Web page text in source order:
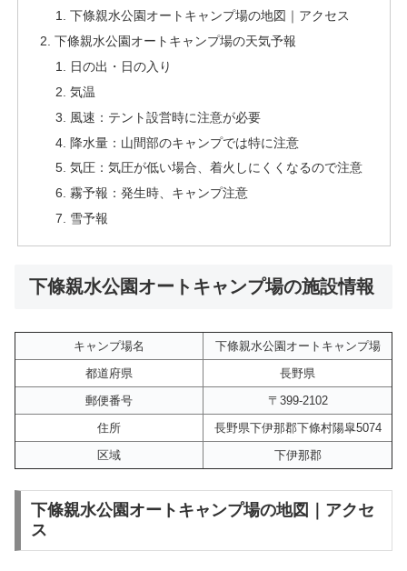
下條親水公園オートキャンプ場の地図｜アクセス
下條親水公園オートキャンプ場の天気予報
日の出・日の入り
気温
風速：テント設営時に注意が必要
降水量：山間部のキャンプでは特に注意
気圧：気圧が低い場合、着火しにくくなるので注意
霧予報：発生時、キャンプ注意
雪予報
下條親水公園オートキャンプ場の施設情報
キャンプ場名
下條親水公園オートキャンプ場
都道府県
長野県
郵便番号
〒399-2102
住所
長野県下伊那郡下條村陽皐5074
区域
下伊那郡
下條親水公園オートキャンプ場の地図｜アクセ
ス